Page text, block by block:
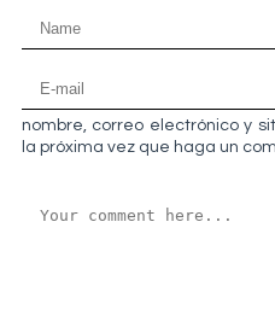
nombre, correo electrónico y
la próxima vez que haga un